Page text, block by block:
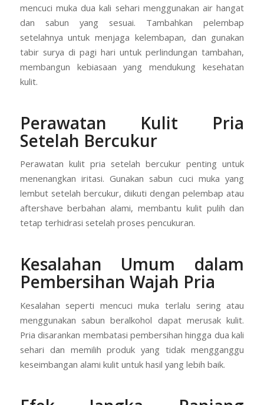
mencuci muka dua kali sehari menggunakan air hangat
dan sabun yang sesuai. Tambahkan pelembap
setelahnya untuk menjaga kelembapan, dan gunakan
tabir surya di pagi hari untuk perlindungan tambahan,
membangun kebiasaan yang mendukung kesehatan
kulit.
Perawatan Kulit Pria
Setelah Bercukur
Perawatan kulit pria setelah bercukur penting untuk
menenangkan iritasi. Gunakan sabun cuci muka yang
lembut setelah bercukur, diikuti dengan pelembap atau
aftershave berbahan alami, membantu kulit pulih dan
tetap terhidrasi setelah proses pencukuran.
Kesalahan Umum dalam
Pembersihan Wajah Pria
Kesalahan seperti mencuci muka terlalu sering atau
menggunakan sabun beralkohol dapat merusak kulit.
Pria disarankan membatasi pembersihan hingga dua kali
sehari dan memilih produk yang tidak mengganggu
keseimbangan alami kulit untuk hasil yang lebih baik.